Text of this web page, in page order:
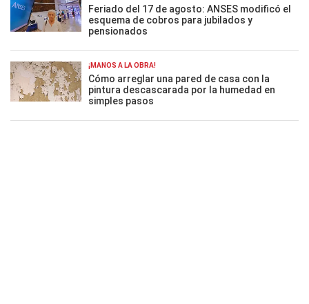
Feriado del 17 de agosto: ANSES modificó el
esquema de cobros para jubilados y
pensionados
¡MANOS A LA OBRA!
Cómo arreglar una pared de casa con la
pintura descascarada por la humedad en
simples pasos